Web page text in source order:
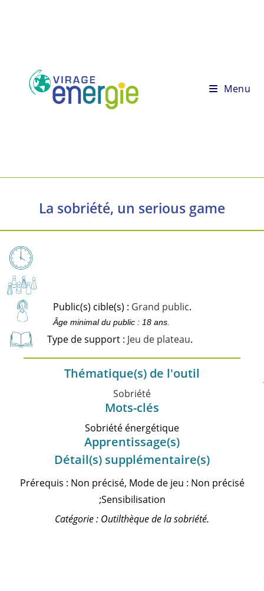
Menu
La sobriété, un serious game
Public(s) cible(s) : Grand public.
Âge minimal du public : 18 ans.
Type de support : Jeu de plateau.
Thématique(s) de l'outil
Sobriété
Mots-clés
Sobriété énergétique
Apprentissage(s)
Détail(s) supplémentaire(s)
Prérequis : Non précisé, Mode de jeu : Non précisé
;Sensibilisation
Catégorie : Outilthèque de la sobriété.